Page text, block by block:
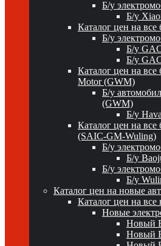
Б/у
Б/у
Каталог цен на
Б/у
Б/у
Б/у
Каталог цен на
Motor (GWM)
Б/у
(GWM)
Б/у
Каталог цен на
(SAIC-GM-Wuling)
Б/у
Б/у
Б/у
Б/у
Каталог цен на новые
Каталог цен на
Новые
Новый
Новый